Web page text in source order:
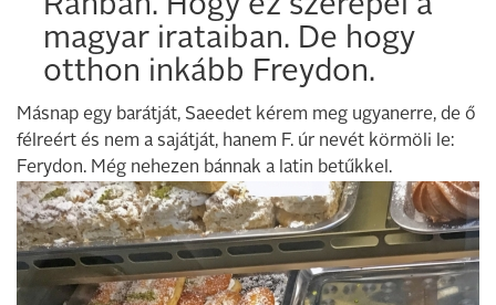
Rahban. Hogy ez szerepel a
magyar irataiban. De hogy
otthon inkább Freydon.
Másnap egy barátját, Saeedet kérem meg ugyanerre, de ő
félreért és nem a sajátját, hanem F. úr nevét körmöli le:
Ferydon. Még nehezen bánnak a latin betűkkel.